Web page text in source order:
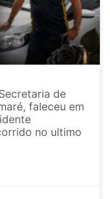
de
faleceu em
no ultimo